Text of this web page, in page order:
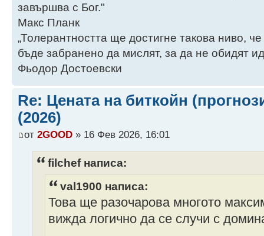
завършва с Бог."
Макс Планк
„Толерантността ще достигне такова ниво,
бъде забранено да мислят, за да не обидят
Фьодор Достоевски
Re: Цената на биткойн
(2026)
от 2GOOD » 16 Фев 2026, 16:01
filchef написа:
val1900 написа:
Това ще разочарова многото
вижда логично да се случи с